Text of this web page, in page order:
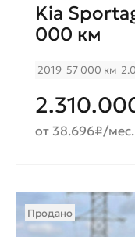
Kia
000 км
2019 57 000 км
от 38.696₽/мес.
Продано